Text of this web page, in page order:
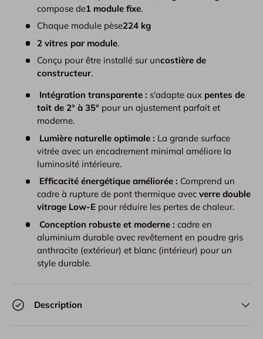
compose de1 module fixe.
Chaque module pèse224 kg
2 vitres par module.
Conçu pour être installé sur uncostière de
constructeur.
Intégration transparente : s'adapte aux pentes de
toit de 2° à 35°pour un ajustement parfait et
moderne.
Lumière naturelle optimale : La grande surface
vitrée avec un encadrement minimal améliore la
luminosité intérieure.
Efficacité énergétique améliorée : Comprend un
cadre à rupture de pont thermique avec verre double
vitrage Low-Epour réduire les pertes de chaleur.
Conception robuste et moderne : cadre en
aluminium durable avec revêtement en poudre gris
anthracite (extérieur) et blanc (intérieur) pour un
style durable.
Description